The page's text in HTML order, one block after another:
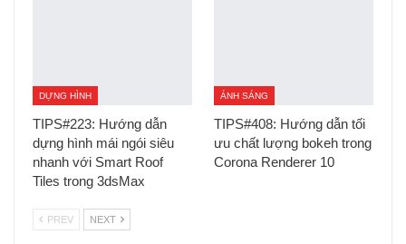
DỰNG HÌNH
TIPS#223: Hướng dẫn
dựng hình mái ngói siêu
nhanh với Smart Roof
Tiles trong 3dsMax
ÁNH SÁNG
TIPS#408: Hướng dẫn tối
ưu chất lượng bokeh trong
Corona Renderer 10
PREV NEXT